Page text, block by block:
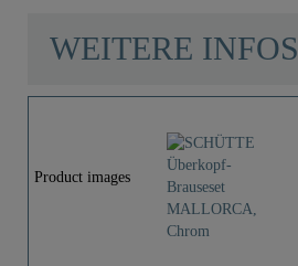
WEITERE INFOS
Product images